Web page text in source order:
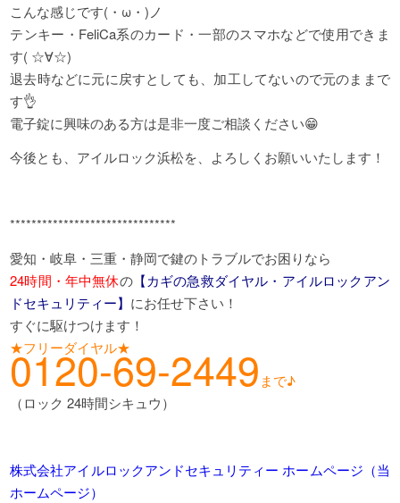
こんな感じです(・ω・)ノ
テンキー・FeliCa系のカード・一部のスマホなどで使用できま
す( ☆∀☆)
退去時などに元に戻すとしても、加工してないので元のままで
す👌
電子錠に興味のある方は是非一度ご相談ください😁
今後とも、アイルロック浜松を、よろしくお願いいたします！
*******************************
愛知・岐阜・三重・静岡で鍵のトラブルでお困りなら
24時間・年中無休の【カギの急救ダイヤル・アイルロックアン
ドセキュリティー】 にお任せ下さい！
すぐに駆けつけます！
★フリーダイヤル★
0120-69-2449 まで♪
（ロック 24時間シキュウ）
株式会社アイルロックアンドセキュリティー ホームページ（当
ホームページ）